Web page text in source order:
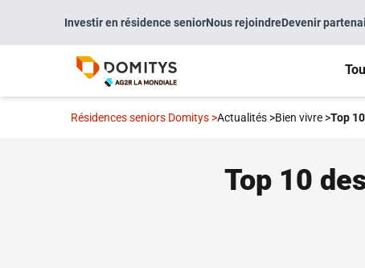
Investir en résidence seniorNous rejoindreDevenir
Résidences seniors Domitys >Actualités >Bien vivre >Top
Top 10